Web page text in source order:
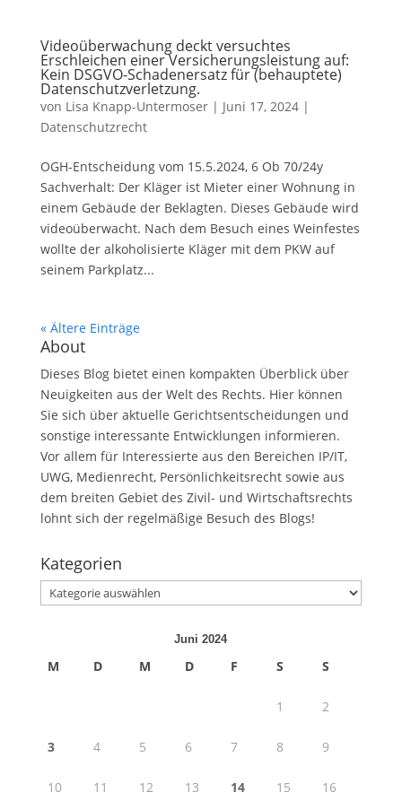
Videoüberwachung deckt versuchtes
Erschleichen einer Versicherungsleistung auf:
Kein DSGVO-Schadenersatz für (behauptete)
Datenschutzverletzung.
von Lisa Knapp-Untermoser| Juni 17, 2024|
Datenschutzrecht
OGH-Entscheidung vom 15.5.2024, 6 Ob 70/24y
Sachverhalt: Der Kläger ist Mieter einer Wohnung in
einem Gebäude der Beklagten. Dieses Gebäude wird
videoüberwacht. Nach dem Besuch eines Weinfestes
wollte der alkoholisierte Kläger mit dem PKW auf
seinem Parkplatz...
« Ältere Einträge
About
Dieses Blog bietet einen kompakten Überblick über
Neuigkeiten aus der Welt des Rechts. Hier können
Sie sich über aktuelle Gerichtsentscheidungen und
sonstige interessante Entwicklungen informieren.
Vor allem für Interessierte aus den Bereichen IP/IT,
UWG, Medienrecht, Persönlichkeitsrecht sowie aus
dem breiten Gebiet des Zivil- und Wirtschaftsrechts
lohnt sich der regelmäßige Besuch des Blogs!
Kategorien
Kategorien
Juni 2024
M D M D F S S
1 2
3 4 5 6 7 8 9
10 11 12 13 14 15 16